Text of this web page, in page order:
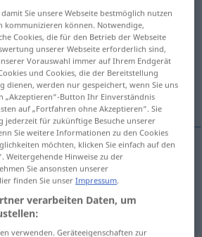
anklicken/antippen)
dvask
FIG
Sie unsere Webseite bestmöglich nutzen
kommunizieren können. Notwendige,
Cookies, die für den Betrieb der Webseite
unserer Webseite erforderlich sind,
Vorauswahl immer auf Ihrem Endgerät
und Cookies, die der Bereitstellung
dienen, werden nur gespeichert, wenn Sie uns
„Akzeptieren“-Button Ihr Einverständnis
auf „Fortfahren ohne Akzeptieren“. Sie
jederzeit für zukünftige Besuche unserer
Sie weitere Informationen zu den Cookies
möchten, klicken Sie einfach auf den
Weitergehende Hinweise zu der
Sie ansonsten unserer
finden Sie unserImpressum.
verarbeiten Daten, um
verwenden. Geräteeigenschaften zur